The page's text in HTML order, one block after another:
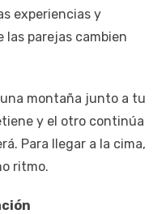
experiencias y
las parejas cambien
montaña junto a tu
y el otro continúa
Para llegar a la cima,
ritmo.